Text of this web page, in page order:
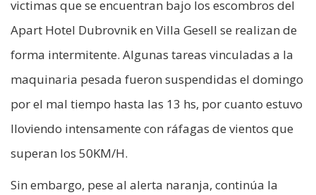
victimas que se encuentran bajo los escombros del
Apart Hotel Dubrovnik en Villa Gesell se realizan de
forma intermitente. Algunas tareas vinculadas a la
maquinaria pesada fueron suspendidas el domingo
por el mal tiempo hasta las 13 hs, por cuanto estuvo
lloviendo intensamente con ráfagas de vientos que
superan los 50KM/H.
Sin embargo, pese al alerta naranja, continúa la